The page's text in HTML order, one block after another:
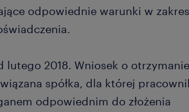
odpowiednie warunki w
lutego 2018. Wniosek o otrzymanie
spółka, dla której
odpowiednim do złożenia